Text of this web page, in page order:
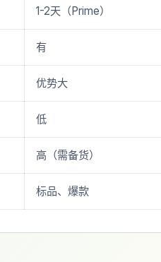
1-2天（Prime）
有
优势大
低
高（需备货）
标品、爆款